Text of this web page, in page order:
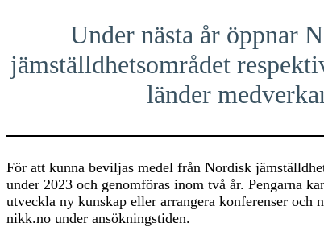
Under nästa år öppnar
jämställdhetsområdet
länder
För att kunna beviljas medel från Nordisk
under 2023 och genomföras inom två år. Pengarna
utveckla ny kunskap eller arrangera konferenser
nikk.no under ansökningstiden.